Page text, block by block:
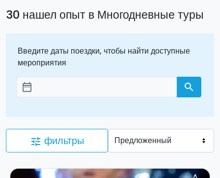
30 нашел опыт в Многодневные туры
Введите даты поездки, чтобы найти доступные
мероприятия
Aggiungi le date
date_range search
tune фильтры